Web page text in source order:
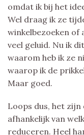
omdat ik bij het
Wel draag ik ze
winkelbezoeken of
veel geluid. Nu ik
waarom heb ik ze
waarop ik de
Maar goed.
Loops dus, het
afhankelijk van
reduceren. Heel